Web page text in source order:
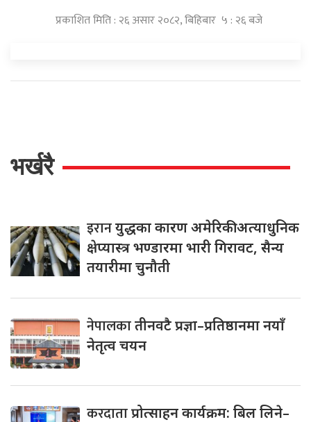
प्रकाशित मिति : २६ असार २०८२, बिहिबार ५ : २६ बजे
भर्खरै
इरानयुद्धका कारण अमेरिकी अत्याधुनिक
क्षेप्यास्त्र भण्डारमा भारी गिरावट, सैन्य
तयारीमा चुनौती
नेपालकातीनवटै प्रज्ञा–प्रतिष्ठानमा नयाँ
नेतृत्व चयन
करदाताप्रोत्साहन कार्यक्रम: बिल लिने–